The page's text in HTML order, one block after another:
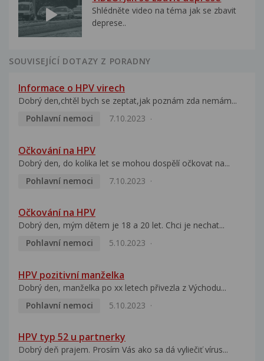
Shlédněte video na téma jak se zbavit
deprese..
SOUVISEJÍCÍ DOTAZY Z PORADNY
Informace o HPV virech
Dobrý den,chtěl bych se zeptat,jak poznám zda nemám...
Pohlavní nemoci
7.10.2023
Očkování na HPV
Dobrý den, do kolika let se mohou dospělí očkovat na...
Pohlavní nemoci
7.10.2023
Očkování na HPV
Dobrý den, mým dětem je 18 a 20 let. Chci je nechat...
Pohlavní nemoci
5.10.2023
HPV pozitivní manželka
Dobrý den, manželka po xx letech přivezla z Východu...
Pohlavní nemoci
5.10.2023
HPV typ 52 u partnerky
Dobrý deň prajem. Prosím Vás ako sa dá vyliečiť vírus...